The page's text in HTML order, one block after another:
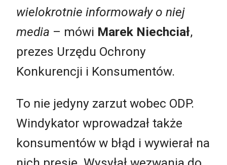
wielokrotnie informowały o niej
media – mówi Marek Niechciał,
prezes Urzędu Ochrony
Konkurencji i Konsumentów.
To nie jedyny zarzut wobec ODP.
Windykator wprowadzał także
konsumentów w błąd i wywierał na